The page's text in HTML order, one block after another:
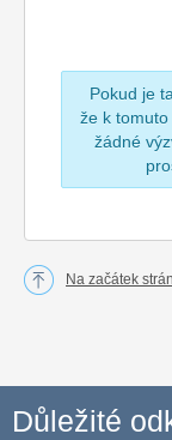
Pokud je
že k
žádné
Na začátek
Důležité